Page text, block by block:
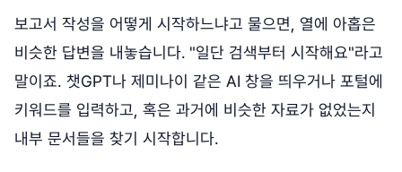
보고서 작성을 어떻게 시작하느냐고 물으면, 열에 아홉은
비슷한 답변을 내놓습니다. "일단 검색부터 시작해요"라고
말이죠. 챗GPT나 제미나이 같은 AI 창을 띄우거나 포털에
키워드를 입력하고, 혹은 과거에 비슷한 자료가 없었는지
내부 문서들을 찾기 시작합니다.